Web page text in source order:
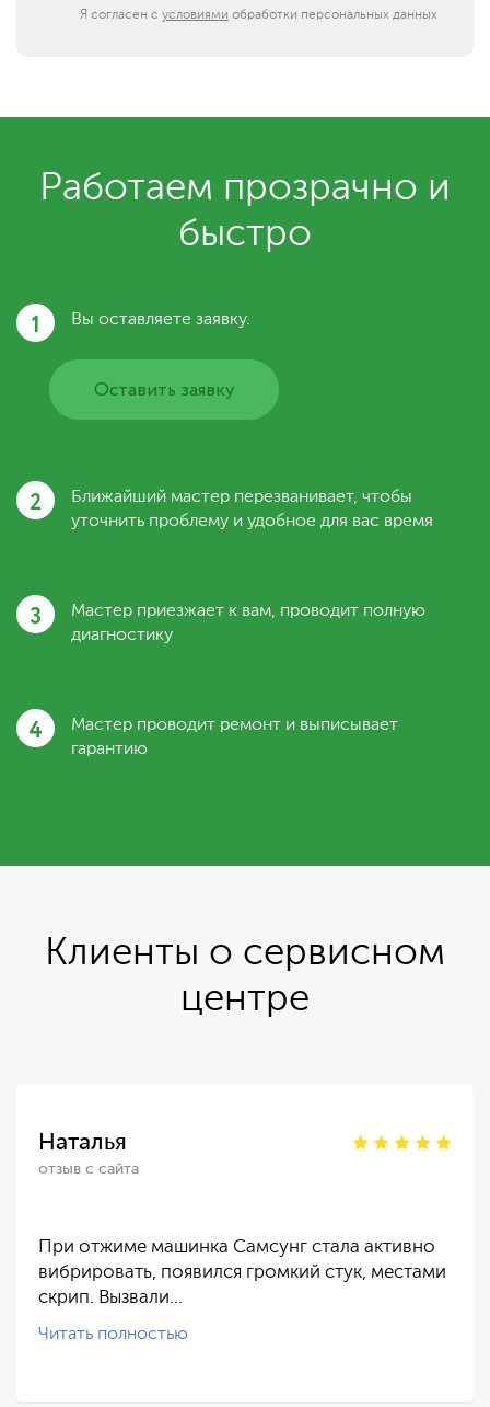
Я согласен с условиями обработки персональных данных
Работаем прозрачно и
быстро
1 Вы оставляете заявку.
Оставить заявку
2
Ближайший мастер перезванивает, чтобы
уточнить проблему и удобное для вас время
3
Мастер приезжает к вам, проводит полную
диагностику
4
Мастер проводит ремонт и выписывает
гарантию
Клиенты о сервисном
центре
Наталья
отзыв с сайта
При отжиме машинка Самсунг стала активно
вибрировать, появился громкий стук, местами
скрип. Вызвали…
Читать полностью